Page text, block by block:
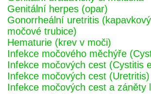
Genitální herpes (opar)
Gonorrheální uretritis
močové trubice)
Hematurie (krev v moči)
Infekce močového měchýře
Infekce močových cest (Cystitis
Infekce močových cest (Uretritis)
Infekce močových cest a záněty